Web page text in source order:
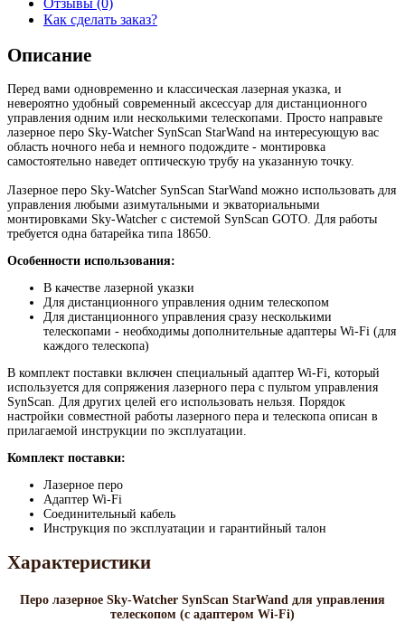
Отзывы (0)
Как сделать заказ?
Описание
Перед вами одновременно и классическая лазерная указка, и
невероятно удобный современный аксессуар для дистанционного
управления одним или несколькими телескопами. Просто направьте
лазерное перо Sky-Watcher SynScan StarWand на интересующую вас
область ночного неба и немного подождите - монтировка
самостоятельно наведет оптическую трубу на указанную точку.
Лазерное перо Sky-Watcher SynScan StarWand можно использовать для
управления любыми азимутальными и экваториальными
монтировками Sky-Watcher с системой SynScan GOTO. Для работы
требуется одна батарейка типа 18650.
Особенности использования:
В качестве лазерной указки
Для дистанционного управления одним телескопом
Для дистанционного управления сразу несколькими
телескопами - необходимы дополнительные адаптеры Wi-Fi (для
каждого телескопа)
В комплект поставки включен специальный адаптер Wi-Fi, который
используется для сопряжения лазерного пера с пультом управления
SynScan. Для других целей его использовать нельзя. Порядок
настройки совместной работы лазерного пера и телескопа описан в
прилагаемой инструкции по эксплуатации.
Комплект поставки:
Лазерное перо
Адаптер Wi-Fi
Соединительный кабель
Инструкция по эксплуатации и гарантийный талон
Характеристики
Перо лазерное Sky-Watcher SynScan StarWand для управления
телескопом (с адаптером Wi-Fi)